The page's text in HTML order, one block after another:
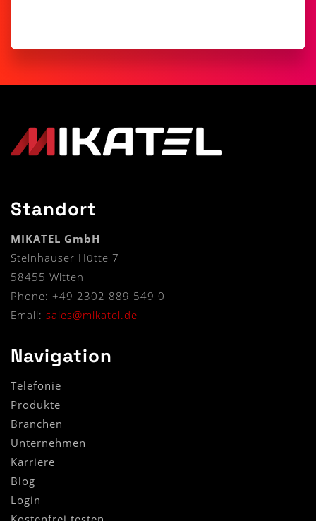
Standort
MIKATEL GmbH
Steinhauser Hütte 7
58455 Witten
Phone: +49 2302 889 549 0
Email: sales@mikatel.de
Navigation
Telefonie
Produkte
Branchen
Unternehmen
Karriere
Blog
Login